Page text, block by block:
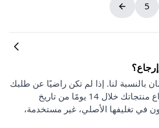
5
بالنسبة لنا. إذا لم تكن راضيًا عن طلبك
لأي سبب كان، يمكنك إرجاع منتجاتك خلال 14 يومًا من تاريخ
في تغليفها الأصلي، غير مستخدمة،